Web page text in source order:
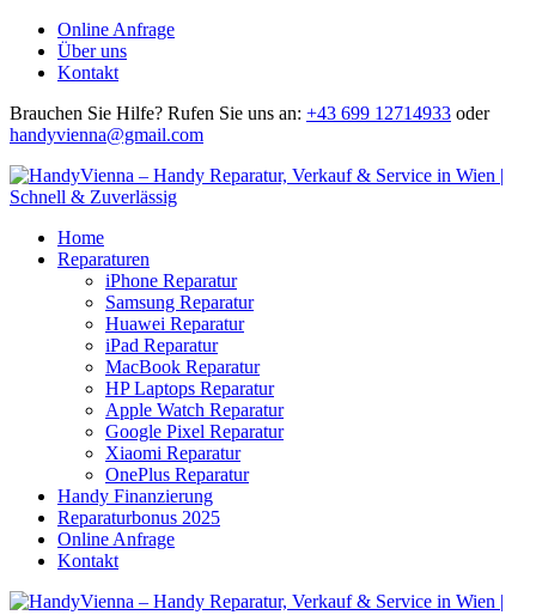
Online Anfrage
Über uns
Kontakt
Brauchen Sie Hilfe? Rufen Sie uns an: +43 699 12714933 oder
handyvienna@gmail.com
Home
Reparaturen
iPhone Reparatur
Samsung Reparatur
Huawei Reparatur
iPad Reparatur
MacBook Reparatur
HP Laptops Reparatur
Apple Watch Reparatur
Google Pixel Reparatur
Xiaomi Reparatur
OnePlus Reparatur
Handy Finanzierung
Reparaturbonus 2025
Online Anfrage
Kontakt